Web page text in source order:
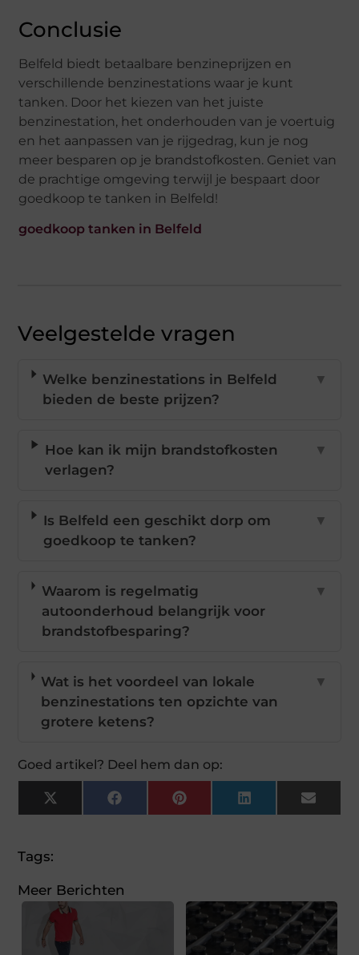
Conclusie
Belfeld biedt betaalbare benzineprijzen en
verschillende benzinestations waar je kunt
tanken. Door het kiezen van het juiste
benzinestation, het onderhouden van je voertuig
en het aanpassen van je rijgedrag, kun je nog
meer besparen op je brandstofkosten. Geniet van
de prachtige omgeving terwijl je bespaart door
goedkoop te tanken in Belfeld!
goedkoop tanken in Belfeld
Veelgestelde vragen
Welke benzinestations in Belfeld
bieden de beste prijzen?
▼
Hoe kan ik mijn brandstofkosten
verlagen?
▼
Is Belfeld een geschikt dorp om
goedkoop te tanken?
▼
Waarom is regelmatig
autoonderhoud belangrijk voor
brandstofbesparing?
▼
Wat is het voordeel van lokale
benzinestations ten opzichte van
grotere ketens?
▼
Goed artikel? Deel hem dan op:
X
(Twitter)
FacebookPinterestLinkedInEmail
Tags:
Meer Berichten